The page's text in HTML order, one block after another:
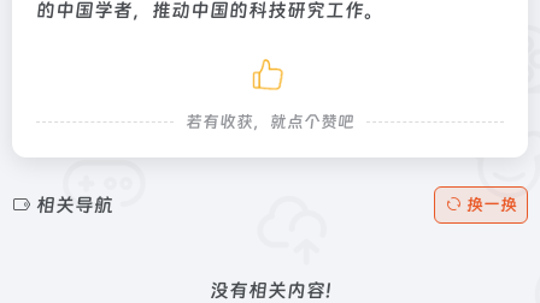
的中国学者，推动中国的科技研究工作。
若有收获，就点个赞吧
相关导航 换一换
没有相关内容!